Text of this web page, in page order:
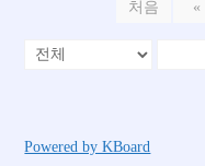
처음 «
Powered by KBoard